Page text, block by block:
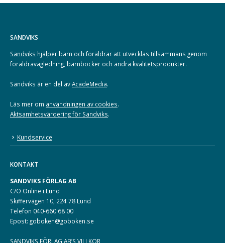
SANDVIKS
Sandviks hjälper barn och föräldrar att utvecklas tillsammans genom
föräldravägledning, barnböcker och andra kvalitetsprodukter.
Sandviks är en del avAcadeMedia.
Läs mer om användningen av cookies.
Aktsamhetsvärdering för Sandviks.
Kundservice
KONTAKT
SANDVIKS FÖRLAG AB
C/O Online i Lund
Skiffervägen 10, 224 78 Lund
Telefon 040-660 68 00
Epost: goboken@goboken.se
SANDVIKS FÖRLAG AB’S VILLKOR